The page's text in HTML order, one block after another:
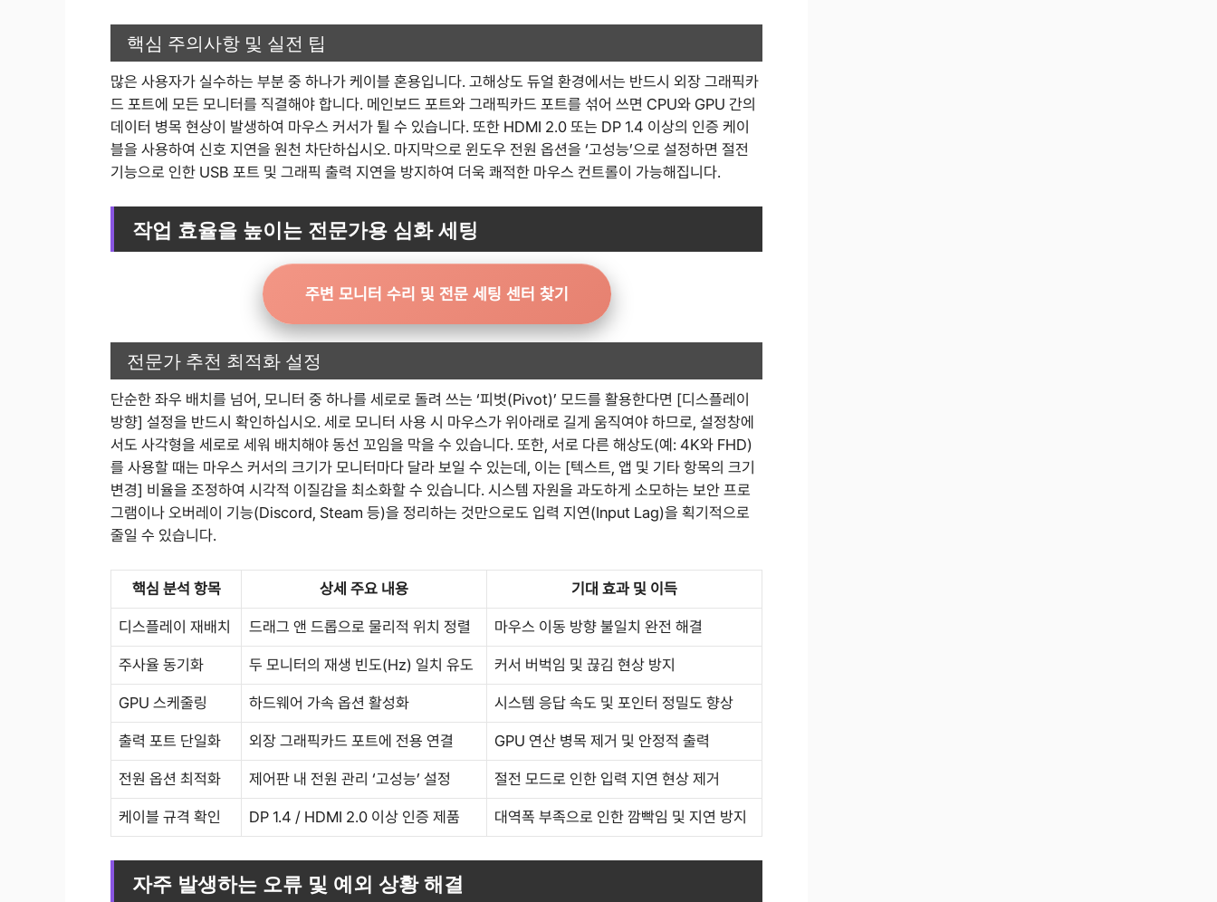
핵심 주의사항 및 실전 팁
많은 사용자가 실수하는 부분 중 하나가 케이블 혼용입니다. 고해상도 듀얼 환경에서는 반드시 외장 그래픽카
드 포트에 모든 모니터를 직결해야 합니다. 메인보드 포트와 그래픽카드 포트를 섞어 쓰면 CPU와 GPU 간의
데이터 병목 현상이 발생하여 마우스 커서가 튈 수 있습니다. 또한 HDMI 2.0 또는 DP 1.4 이상의 인증 케이
블을 사용하여 신호 지연을 원천 차단하십시오. 마지막으로 윈도우 전원 옵션을 ‘고성능’으로 설정하면 절전
기능으로 인한 USB 포트 및 그래픽 출력 지연을 방지하여 더욱 쾌적한 마우스 컨트롤이 가능해집니다.
작업 효율을 높이는 전문가용 심화 세팅
주변 모니터 수리 및 전문 세팅 센터 찾기
전문가 추천 최적화 설정
단순한 좌우 배치를 넘어, 모니터 중 하나를 세로로 돌려 쓰는 ‘피벗(Pivot)’ 모드를 활용한다면 [디스플레이
방향] 설정을 반드시 확인하십시오. 세로 모니터 사용 시 마우스가 위아래로 길게 움직여야 하므로, 설정창에
서도 사각형을 세로로 세워 배치해야 동선 꼬임을 막을 수 있습니다. 또한, 서로 다른 해상도(예: 4K와 FHD)
를 사용할 때는 마우스 커서의 크기가 모니터마다 달라 보일 수 있는데, 이는 [텍스트, 앱 및 기타 항목의 크기
변경] 비율을 조정하여 시각적 이질감을 최소화할 수 있습니다. 시스템 자원을 과도하게 소모하는 보안 프로
그램이나 오버레이 기능(Discord, Steam 등)을 정리하는 것만으로도 입력 지연(Input Lag)을 획기적으로
줄일 수 있습니다.
핵심 분석 항목 상세 주요 내용 기대 효과 및 이득
디스플레이 재배치 드래그 앤 드롭으로 물리적 위치 정렬 마우스 이동 방향 불일치 완전 해결
주사율 동기화 두 모니터의 재생 빈도(Hz) 일치 유도 커서 버벅임 및 끊김 현상 방지
GPU 스케줄링 하드웨어 가속 옵션 활성화 시스템 응답 속도 및 포인터 정밀도 향상
출력 포트 단일화 외장 그래픽카드 포트에 전용 연결 GPU 연산 병목 제거 및 안정적 출력
전원 옵션 최적화 제어판 내 전원 관리 ‘고성능’ 설정 절전 모드로 인한 입력 지연 현상 제거
케이블 규격 확인 DP 1.4 / HDMI 2.0 이상 인증 제품 대역폭 부족으로 인한 깜빡임 및 지연 방지
자주 발생하는 오류 및 예외 상황 해결